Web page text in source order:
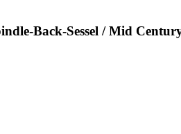
Back-Sessel / Mid